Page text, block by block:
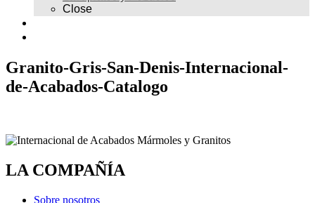
Close
Granito-Gris-San-Denis-Internacional-
de-Acabados-Catalogo
LA COMPAÑÍA
Sobre nosotros